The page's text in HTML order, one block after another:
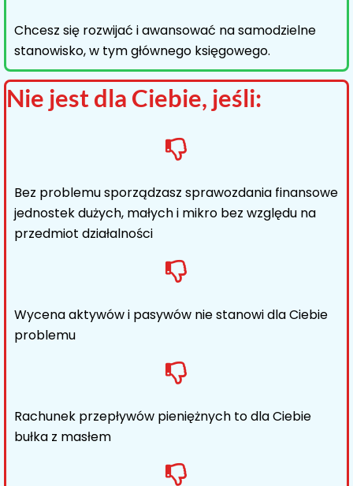
Chcesz się rozwijać i awansować na samodzielne
stanowisko, w tym głównego księgowego.
Nie jest dla Ciebie, jeśli:
Bez problemu sporządzasz sprawozdania finansowe
jednostek dużych, małych i mikro bez względu na
przedmiot działalności
Wycena aktywów i pasywów nie stanowi dla Ciebie
problemu
Rachunek przepływów pieniężnych to dla Ciebie
bułka z masłem